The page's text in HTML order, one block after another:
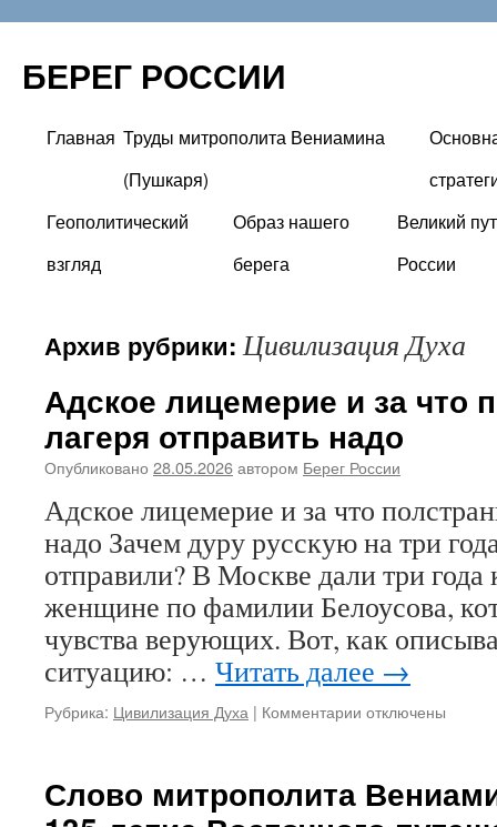
БЕРЕГ РОССИИ
Перейти
содержимому
Главная Труды митрополита Вениамина
(Пушкаря)
Геополитический
взгляд
Образ нашего
берега
Великий
России
Архив рубрики:Цивилизация Духа
Адское лицемерие и за что
лагеря отправить надо
Опубликовано 28.05.2026автором Берег России
Адское лицемерие и за что
надо Зачем дуру русскую на три
отправили? В Москве дали три
женщине по фамилии Белоусова,
чувства верующих. Вот, как
ситуацию: … Читать далее →
Рубрика: Цивилизация Духа | Комментарии к
за
отключены
Слово митрополита